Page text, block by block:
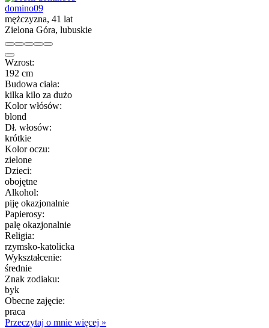
domino09
mężczyzna, 41 lat
Zielona Góra, lubuskie
Wzrost:
192 cm
Budowa ciała:
kilka kilo za dużo
Kolor włósów:
blond
Dł. włosów:
krótkie
Kolor oczu:
zielone
Dzieci:
obojętne
Alkohol:
piję okazjonalnie
Papierosy:
palę okazjonalnie
Religia:
rzymsko-katolicka
Wykształcenie:
średnie
Znak zodiaku:
byk
Obecne zajęcie:
praca
Przeczytaj o mnie więcej »